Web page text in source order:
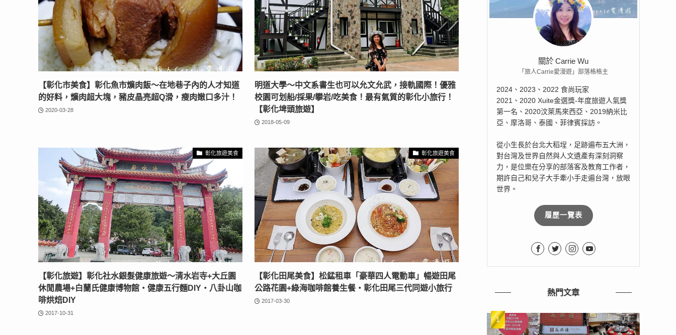
【彰化市美食】彰化魚市爌肉飯〜在地巷子內的人才知道
的好料，爌肉超大塊，豬皮晶亮超Q滑，瘦肉嫩口多汁！
2020-03-28
明道大學〜中文系書生也可以允文允武，接軌國際！優雅
校園可划船/採果/攀岩/吃美食！最有氣質的彰化小旅行！
【彰化埤頭旅遊】
2018-05-09
彰化旅遊美食
【彰化旅遊】彰化社水銀髮健康旅遊～清水岩寺+大丘園
休閒農場+白蘭氏健康博物館‧健康五行麵DIY‧八卦山咖
啡烘焙DIY
2017-10-31
彰化旅遊美食
【彰化田尾美食】松錳租車「豪華四人電動車」暢遊田尾
公路花園+綠海咖啡館養生餐‧彰化田尾三代同遊小旅行
2017-03-30
關於 Carrie Wu
「旅人Carrie愛漫遊」部落格格主
2024、2023、2022 食尚玩家
2021、2020 Xuite金選獎-年度旅遊人氣獎
第一名、2020汶萊馬來西亞、2019納米比
亞、摩洛哥、泰國、菲律賓採訪。
從小生長於台北大稻埕，足跡遍布五大洲，
對台灣及世界自然與人文遺產有深刻洞察
力，是位樂在分享的部落客及教育工作者，
期許自己和兒子大手牽小手走遍台灣，放眼
世界。
履歷一覽表
熱門文章